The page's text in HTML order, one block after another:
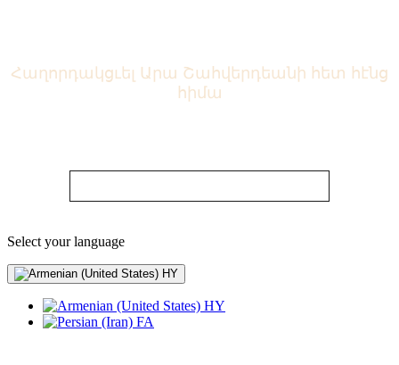
Հաղորդակցւել Արա Շահվերդեանի հետ հէնց
հիմա
Select your language
HY
HY
FA